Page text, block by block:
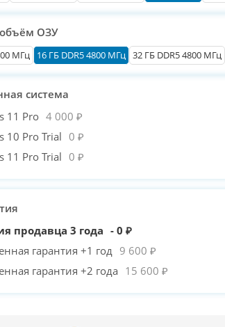
ОЗУ
МГц 16 ГБ DDR5 4800 МГц 32 ГБ DDR5 4800 МГц
система
11 Pro 4 000 ₽
10 Pro Trial 0 ₽
11 Pro Trial 0 ₽
продавца 3 года - 0 ₽
гарантия +1 год 9 600 ₽
гарантия +2 года 15 600 ₽